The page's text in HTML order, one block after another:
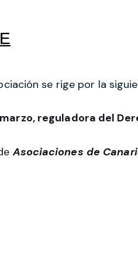
se rige por la
reguladora del
Asociaciones de